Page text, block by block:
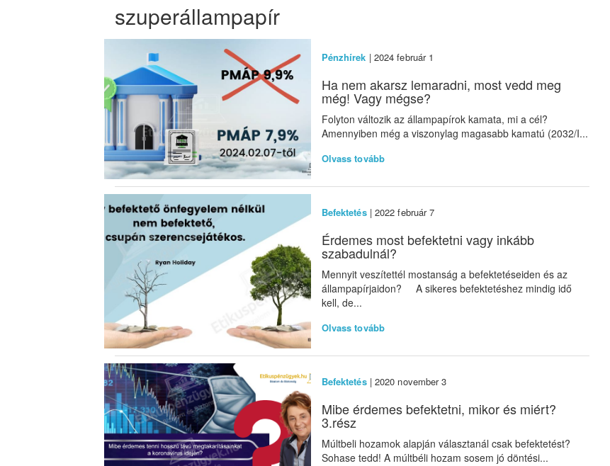
szuperállampapír
Pénzhírek | 2024 február 1
Ha nem akarsz lemaradni, most vedd meg
még! Vagy mégse?
Folyton változik az állampapírok kamata, mi a cél?
Amennyiben még a viszonylag magasabb kamatú (2032/I...
Olvass tovább
Befektetés| 2022 február 7
Érdemes most befektetni vagy inkább
szabadulnál?
Mennyit veszítettél mostanság a befektetéseiden és az
állampapírjaidon? A sikeres befektetéshez mindig idő
kell, de...
Olvass tovább
Befektetés| 2020 november 3
Mibe érdemes befektetni, mikor és miért?
3.rész
Múltbeli hozamok alapján választanál csak befektetést?
Sohase tedd! A múltbéli hozam sosem jó döntési...